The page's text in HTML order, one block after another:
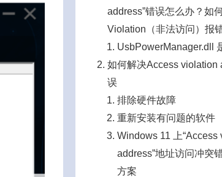
address”错误怎么办？如
Violation（非法访问）报
UsbPowerManager.dll
如何解决Access violation
误
排除硬件故障
重新安装有问题的软件
Windows 11 上“Access
address”地址访问冲突
方案